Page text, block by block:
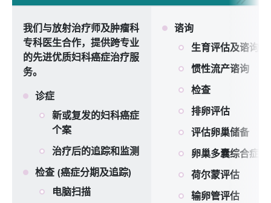
我们与放射治疗师及肿瘤科
专科医生合作，提供跨专业
的先进优质妇科癌症治疗服
务。
诊症
新或复发的妇科癌症
个案
治疗后的追踪和监测
检查 (癌症分期及追踪)
电脑扫描
谘询
生育评估及谘询
惯性流产谘询
检查
排卵评估
评估卵巢储备
卵巢多囊综合症检
荷尔蒙评估
输卵管评估